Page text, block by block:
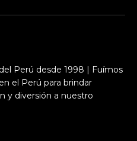
Perú desde 1998 | Fuímos
el Perú para brindar
y diversión a nuestro